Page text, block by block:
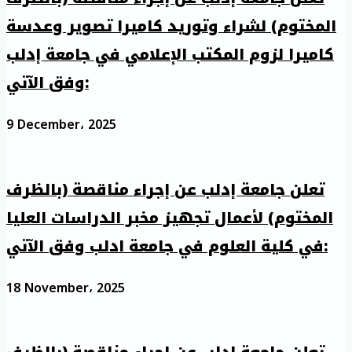
المختوم) لشراء وتوريد كاميرا تصوير وعدسة
كاميرا لزوم المكتب الإعلامي في جامعة إدلب
وفق الآتي:
9 December، 2025
تعلن جامعة إدلب عن إجراء مناقصة (بالظرف
المختوم) لأعمال تجهيز مخبر الدراسات العليا
في كلية العلوم في جامعة ادلب وفق الآتي:
18 November، 2025